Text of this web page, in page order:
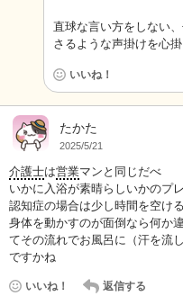
直球な言い方をしない
さるような声掛けを心掛
いいね！
たかた
2025/5/21
介護士は営業マンと同じだべ
いかに入浴が素晴らしいかのプ
認知症の場合は少し時間を空け
身体を動かすのが面倒なら何か
てその流れでお風呂に（汗を流
ですかね
いいね！ 返信する